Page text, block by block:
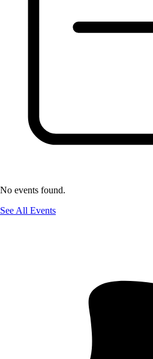
No events found.
See All Events